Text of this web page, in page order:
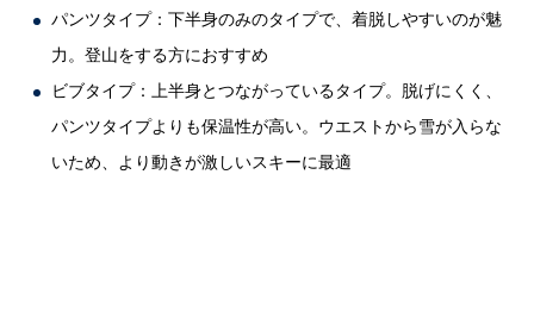
パンツタイプ：下半身のみのタイプで、着脱しやすいのが魅
力。登山をする方におすすめ
ビブタイプ：上半身とつながっているタイプ。脱げにくく、
パンツタイプよりも保温性が高い。ウエストから雪が入らな
いため、より動きが激しいスキーに最適